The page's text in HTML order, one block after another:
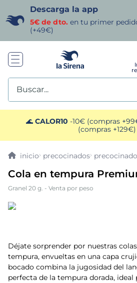
Descarga la app
5€ de dto. en tu primer
(+49€)
Buscar...
🌊 CALOR10 -10€ (compras
(compras
precocinados
Cola en tempura
Granel 20 g. - Venta por peso
Déjate sorprender por nuestras
tempura, envueltas en una capa
bocado combina la jugosidad del
perfecta de la tempura dorada, ideal
TÉRMINOS MÁS BUSCADOS
1. helados sirena
3. patatas
6. croquetas